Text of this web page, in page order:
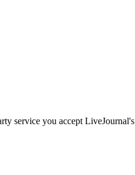
service you accept LiveJournal's